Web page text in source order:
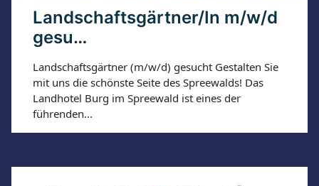
Landschaftsgärtner/In m/w/d
gesu…
Landschaftsgärtner (m/w/d) gesucht Gestalten Sie
mit uns die schönste Seite des Spreewalds! Das
Landhotel Burg im Spreewald ist eines der
führenden...